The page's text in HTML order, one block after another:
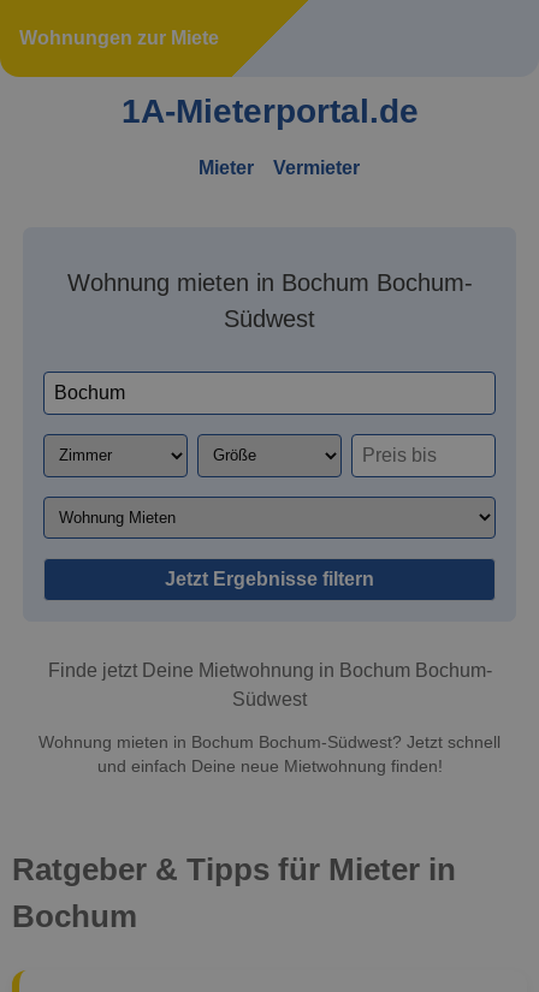
Wohnungen zur Miete
1A-Mieterportal.de
Mieter Vermieter
Wohnung mieten in Bochum Bochum-
Südwest
Jetzt Ergebnisse filtern
Finde jetzt Deine Mietwohnung in Bochum Bochum-
Südwest
Wohnung mieten in Bochum Bochum-Südwest? Jetzt schnell
und einfach Deine neue Mietwohnung finden!
Ratgeber & Tipps für Mieter in
Bochum